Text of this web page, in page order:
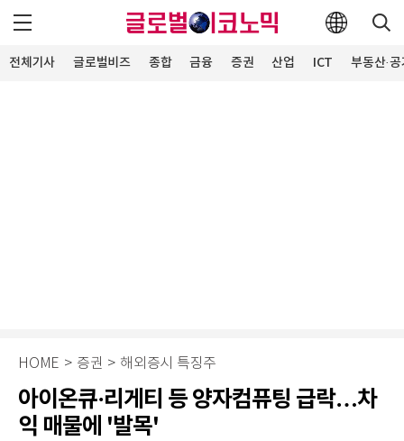
전체기사 글로벌비즈 종합 금융 증권 산업 ICT 부동산·
HOME > 증권 > 해외증시 특징주
아이온큐·리게티 등 양자컴퓨팅 급락…차
익 매물에 '발목'